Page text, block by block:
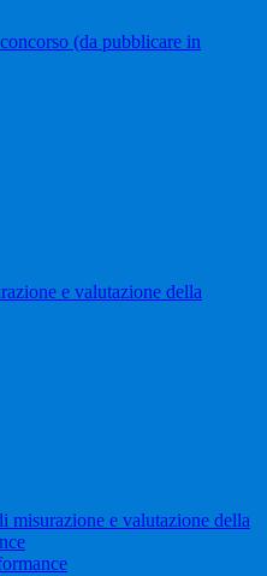
(da pubblicare in
e valutazione della
misurazione e valutazione della